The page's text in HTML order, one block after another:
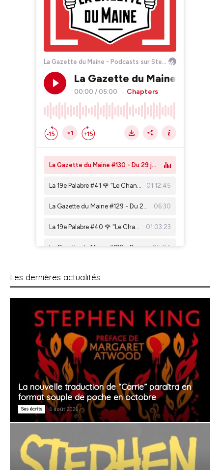
Les dernières actualités
La nouvelle traduction de “Carrie” paraîtra en
format souple de poche en octobre
Ses écrits 6 août 2026